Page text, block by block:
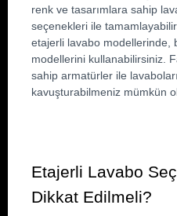
renk ve tasarımlara sahip
seçenekleri ile
etajerli lavabo modellerinde,
modellerini kullanabilirsiniz.
sahip armatürler ile
kavuşturabilmeniz mümkün
Etajerli Lavabo
Dikkat Edilmeli?